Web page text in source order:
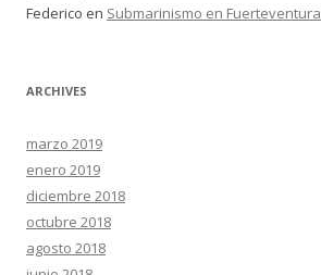
Federico en Submarinismo en Fuerteventura
ARCHIVES
marzo 2019
enero 2019
diciembre 2018
octubre 2018
agosto 2018